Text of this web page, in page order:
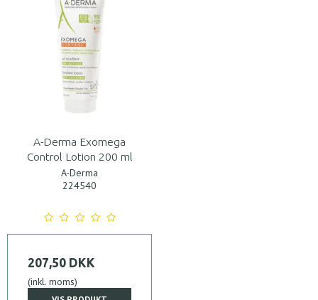
A-Derma Exomega
Control Lotion 200 ml
A-Derma
224540
207,50 DKK
(inkl. moms)